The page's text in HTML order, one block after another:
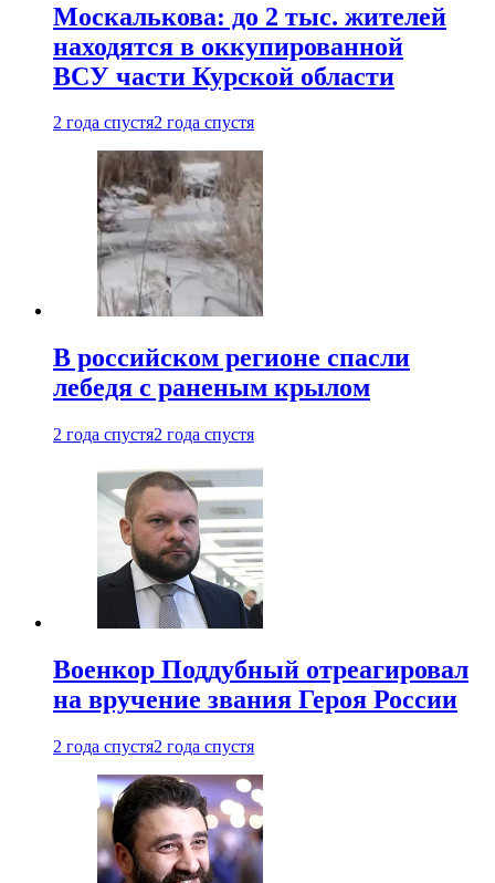
Москалькова: до 2 тыс. жителей
находятся в оккупированной
ВСУ части Курской области
2 года спустя2 года спустя
В российском регионе спасли
лебедя с раненым крылом
2 года спустя2 года спустя
Военкор Поддубный отреагировал
на вручение звания Героя России
2 года спустя2 года спустя